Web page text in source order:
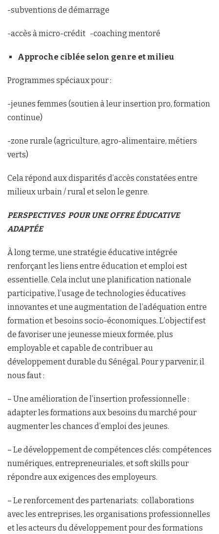
-subventions de démarrage
-accès à micro-crédit -coaching mentoré
Approche ciblée selon genre et milieu
Programmes spéciaux pour :
-jeunes femmes (soutien à leur insertion pro, formation
continue)
-zone rurale (agriculture, agro-alimentaire, métiers
verts)
Cela répond aux disparités d’accès constatées entre
milieux urbain / rural et selon le genre.
PERSPECTIVESPOUR UNE OFFREÉDUCATIVE
ADAPTÉE
À long terme, une stratégie éducative intégrée
renforçant les liens entre éducation et emploi est
essentielle. Cela inclut une planification nationale
participative, l’usage de technologies éducatives
innovantes et une augmentation de l’adéquation entre
formation et besoins socio-économiques. L’objectif est
de favoriser une jeunesse mieux formée, plus
employable et capable de contribuer au
développement durable du Sénégal. Pour y parvenir, il
nous faut :
– Une amélioration de l’insertion professionnelle :
adapter les formations aux besoins du marché pour
augmenter les chances d’emploi des jeunes.
– Le développement de compétences clés: compétences
numériques, entrepreneuriales, et soft skills pour
répondre aux exigences des employeurs.
– Le renforcement des partenariats: collaborations
avec les entreprises, les organisations professionnelles
et les acteurs du développement pour des formations